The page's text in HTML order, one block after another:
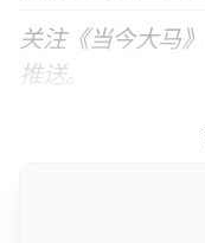
关注《当今大马》
推送。